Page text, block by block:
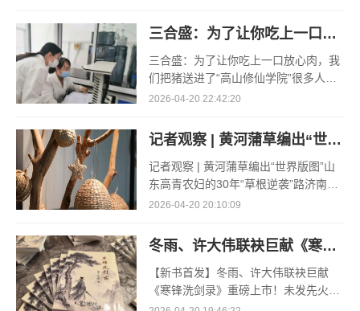
桃，其
三合盛：为了让你吃上一口放心肉，我们把猪送进了“高山修仙学院”
三合盛：为了让你吃上一口放心肉，我
们把猪送进了“高山修仙学院”很多人问
我，现在的生鲜赛道已经卷成麻花了，
这样？答案其实很简单
2026-04-20 22:42:20
记者观察 | 黄河蒲草编出“世界版图”
记者观察 | 黄河蒲草编出“世界版图”山
东高青农妇的30年“草根逆袭”路济南电
（记者 瑞夫 王克军 郭克烁）一根黄河
套村农民任春花给
2026-04-20 20:10:09
冬雨、许大伟联袂巨献《寒锋洗剑录》重磅上市！未发先火引业界瞩目，丹心侠骨再掀武侠热潮
【新书首发】冬雨、许大伟联袂巨献
《寒锋洗剑录》重磅上市！未发先火引
业界瞩目，丹心侠骨再掀武侠热潮（文/